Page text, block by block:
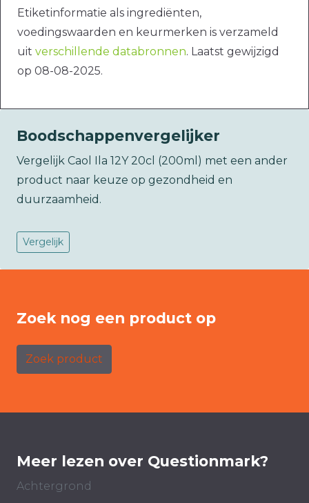
Etiketinformatie als ingrediënten,
voedingswaarden en keurmerken is verzameld
uit verschillende databronnen. Laatst gewijzigd
op 08-08-2025.
Boodschappenvergelijker
Vergelijk Caol Ila 12Y 20cl (200ml) met een ander
product naar keuze op gezondheid en
duurzaamheid.
Vergelijk
Zoek nog een product op
Zoek product
Meer lezen over Questionmark?
Achtergrond